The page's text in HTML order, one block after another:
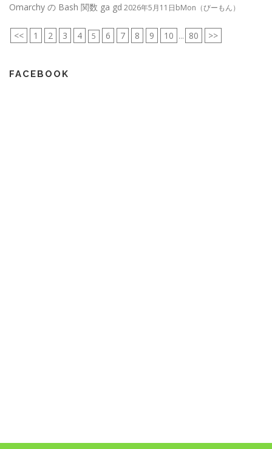
Omarchy の Bash 関数 ga gd 2026年5月11日bMon（びーもん）
<< 1 2 3 4 5 6 7 8 9 10 ... 80 >>
FACEBOOK